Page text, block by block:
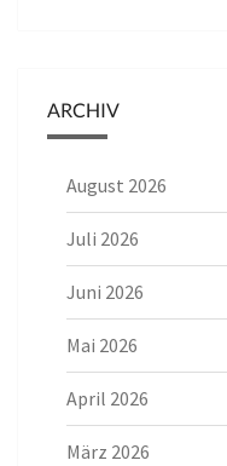
ARCHIV
August 2026
Juli 2026
Juni 2026
Mai 2026
April 2026
März 2026